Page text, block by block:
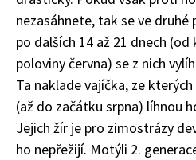
nezasáhnete, tak se ve
po dalších 14 až 21 dnech
poloviny června) se z nich
Ta naklade vajíčka, ze
(až do začátku srpna) líhnou
Jejich žír je pro zimostrázy
ho nepřežijí. Motýli 2.